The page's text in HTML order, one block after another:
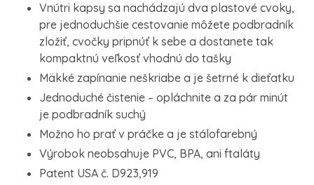
Vnútri kapsy sa nachádzajú dva plastové cvoky,
pre jednoduchšie cestovanie môžete podbradník
zložiť, cvočky pripnúť k sebe a dostanete tak
kompaktnú veľkosť vhodnú do tašky
Mäkké zapínanie neškriabe a je šetrné k dieťatku
Jednoduché čistenie – opláchnite a za pár minút
je podbradník suchý
Možno ho prať v práčke a je stálofarebný
Výrobok neobsahuje PVC, BPA, ani ftaláty
Patent USA č. D923,919